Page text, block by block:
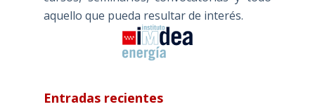
aquello que pueda resultar de interés.
Entradas recientes